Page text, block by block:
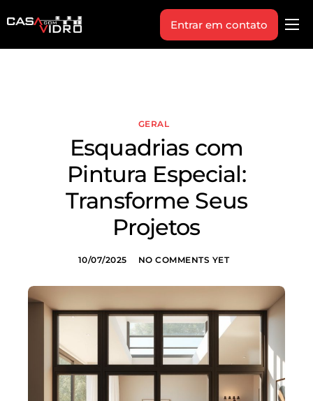
Produtos
Entrar em contato
GERAL
Esquadrias com
Pintura Especial:
Transforme Seus
Projetos
10/07/2025 NO COMMENTS YET